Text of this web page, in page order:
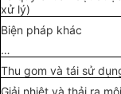
xử lý)
Biện pháp khác
…
Thu gom và tái sử
Giải nhiệt và thải ra môi